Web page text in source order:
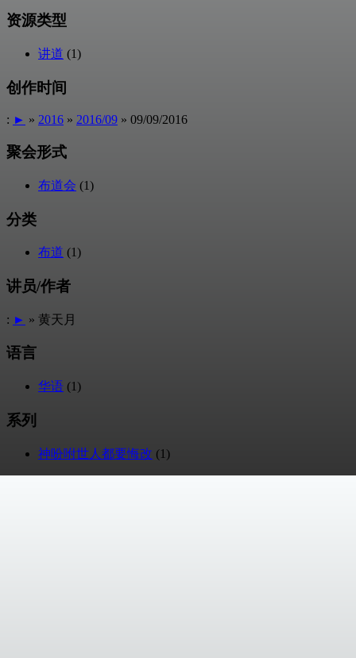
资源类型
讲道 (1)
创作时间
: ► » 2016 » 2016/09 » 09/09/2016
聚会形式
布道会 (1)
分类
布道 (1)
讲员/作者
: ► » 黄天月
语言
华语 (1)
系列
神吩咐世人都要悔改 (1)